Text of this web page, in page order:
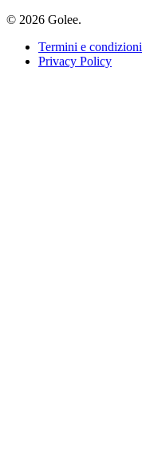
© 2026 Golee.
Termini e condizioni
Privacy Policy